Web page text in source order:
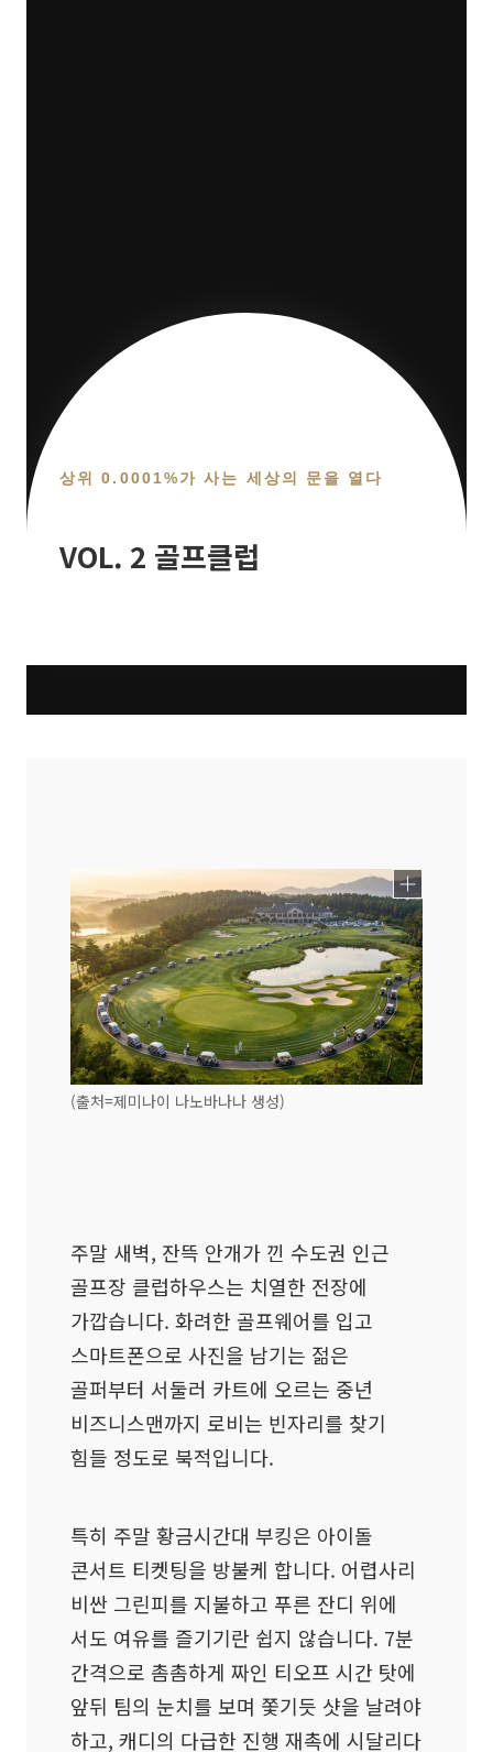
상위 0.0001%가 사는 세상의 문을 열다
VOL. 2 골프클럽
(출처=제미나이 나노바나나 생성)
주말 새벽, 잔뜩 안개가 낀 수도권 인근
골프장 클럽하우스는 치열한 전장에
가깝습니다. 화려한 골프웨어를 입고
스마트폰으로 사진을 남기는 젊은
골퍼부터 서둘러 카트에 오르는 중년
비즈니스맨까지 로비는 빈자리를 찾기
힘들 정도로 북적입니다.
특히 주말 황금시간대 부킹은 아이돌
콘서트 티켓팅을 방불케 합니다. 어렵사리
비싼 그린피를 지불하고 푸른 잔디 위에
서도 여유를 즐기기란 쉽지 않습니다. 7분
간격으로 촘촘하게 짜인 티오프 시간 탓에
앞뒤 팀의 눈치를 보며 쫓기듯 샷을 날려야
하고, 캐디의 다급한 진행 재촉에 시달리다